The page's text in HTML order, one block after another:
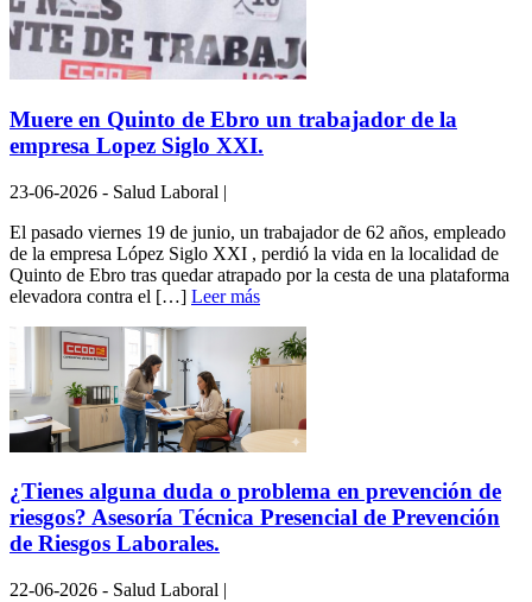
Muere en Quinto de Ebro un trabajador de la
empresa Lopez Siglo XXI.
23-06-2026 - Salud Laboral |
El pasado viernes 19 de junio, un trabajador de 62 años, empleado
de la empresa López Siglo XXI , perdió la vida en la localidad de
Quinto de Ebro tras quedar atrapado por la cesta de una plataforma
elevadora contra el […] Leer más
¿Tienes alguna duda o problema en prevención de
riesgos? Asesoría Técnica Presencial de Prevención
de Riesgos Laborales.
22-06-2026 - Salud Laboral |